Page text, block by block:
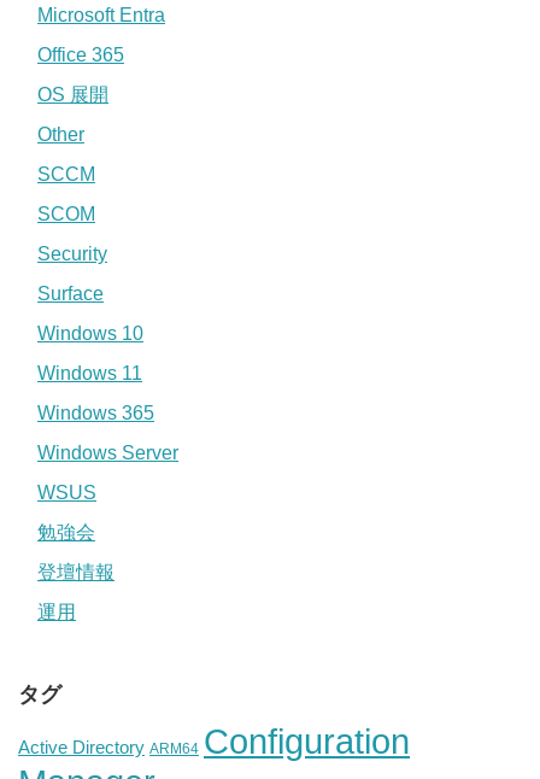
Microsoft Entra
Office 365
OS 展開
Other
SCCM
SCOM
Security
Surface
Windows 10
Windows 11
Windows 365
Windows Server
WSUS
勉強会
登壇情報
運用
タグ
Active Directory ARM64 Configuration